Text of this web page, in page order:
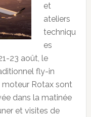
et
ateliers
techniqu
es
23 août, le
fly-in
moteur Rotax sont
dans la matinée
et visites de